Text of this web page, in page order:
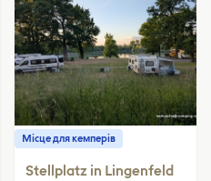
Місце для кемперів
Stellplatz in Lingenfeld